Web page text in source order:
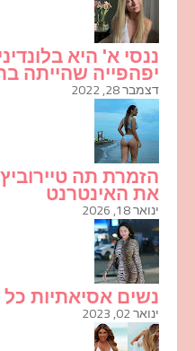
ננסי א' היא
יפהפייה שהייתה
דצמבר 28, 2022
הזמרת תה
את האינטרנט
ינואר 18, 2026
נשים אסיאתיות
ינואר 02, 2023